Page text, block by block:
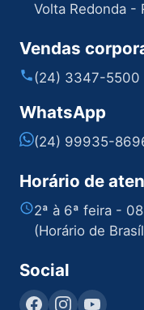
Volta Redonda -
Vendas
(24) 3347-5500
WhatsApp
(24) 99935-
Horário de
2ª à 6ª feira -
(Horário de
Social